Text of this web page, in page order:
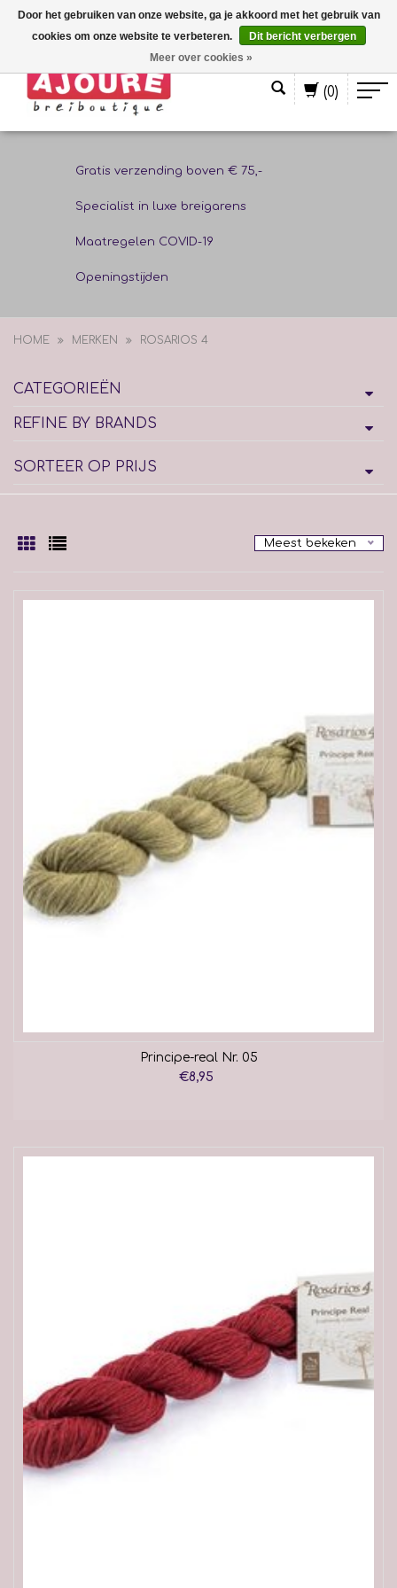
(0)
Gratis verzending boven € 75,-
Specialist in luxe breigarens
Maatregelen COVID-19
Openingstijden
HOME MERKEN ROSARIOS 4
CATEGORIEËN
REFINE BY BRANDS
SORTEER OP PRIJS
Meest bekeken
Principe-real Nr. 05
€8,95
Door het gebruiken van onze website, ga je akkoord met het gebruik van
cookies om onze website te verbeteren.
Dit bericht verbergen
Meer over cookies »